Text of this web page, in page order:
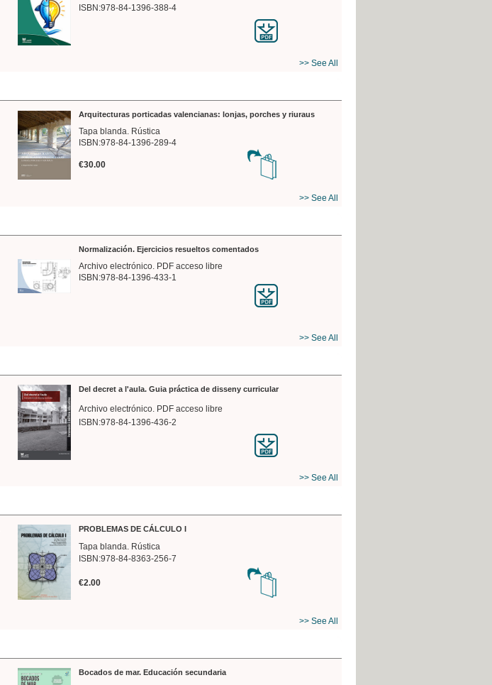
ISBN:978-84-1396-388-4
>> See All
Arquitecturas porticadas valencianas: lonjas, porches y riuraus
Tapa blanda. Rústica
ISBN:978-84-1396-289-4
€30.00
>> See All
Normalización. Ejercicios resueltos comentados
Archivo electrónico. PDF acceso libre
ISBN:978-84-1396-433-1
>> See All
Del decret a l'aula. Guia práctica de disseny curricular
Archivo electrónico. PDF acceso libre
ISBN:978-84-1396-436-2
>> See All
PROBLEMAS DE CÁLCULO I
Tapa blanda. Rústica
ISBN:978-84-8363-256-7
€2.00
>> See All
Bocados de mar. Educación secundaria